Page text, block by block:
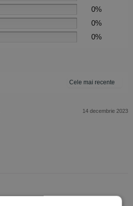
0%
0%
0%
14 decembrie 2023